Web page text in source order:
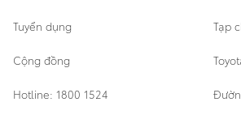
Tuyển dụng Tạp
Cộng đồng
Hotline: 1800 1524